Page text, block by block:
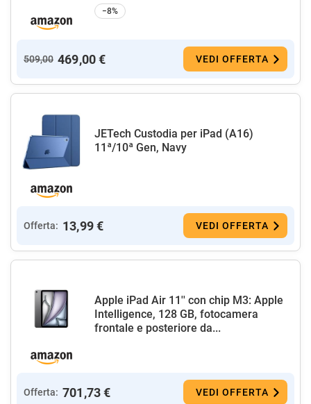
−8%
509,00 469,00 € VEDI OFFERTA
JETech Custodia per iPad (A16)
11ª/10ª Gen, Navy
Offerta: 13,99 € VEDI OFFERTA
Apple iPad Air 11'' con chip M3: Apple
Intelligence, 128 GB, fotocamera
frontale e posteriore da...
Offerta: 701,73 € VEDI OFFERTA